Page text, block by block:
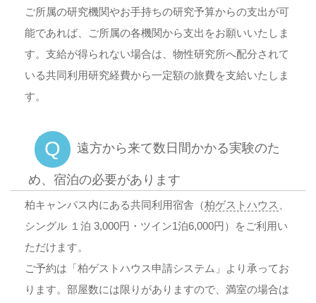
ご所属の研究機関やお手持ちの研究予算からの支出が可
能であれば、ご所属の各機関から支出をお願いいたしま
す。支給が得られない場合は、物性研究所へ配分されて
いる共同利用研究経費から一定額の旅費を支給いたしま
す。
Q 遠方から来て数日間かかる実験のた
め、宿泊の必要があります
柏キャンパス内にある共同利用宿舎（柏ゲストハウス
シングル １泊 3,000円・ツイン1泊6,000円）をご利用い
ただけます。
ご予約は「柏ゲストハウス申請システム」より承ってお
ります。部屋数には限りがありますので、満室の場合は